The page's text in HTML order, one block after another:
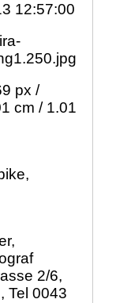
12:57:00
px /
cm / 1.01
2/6,
Tel 0043